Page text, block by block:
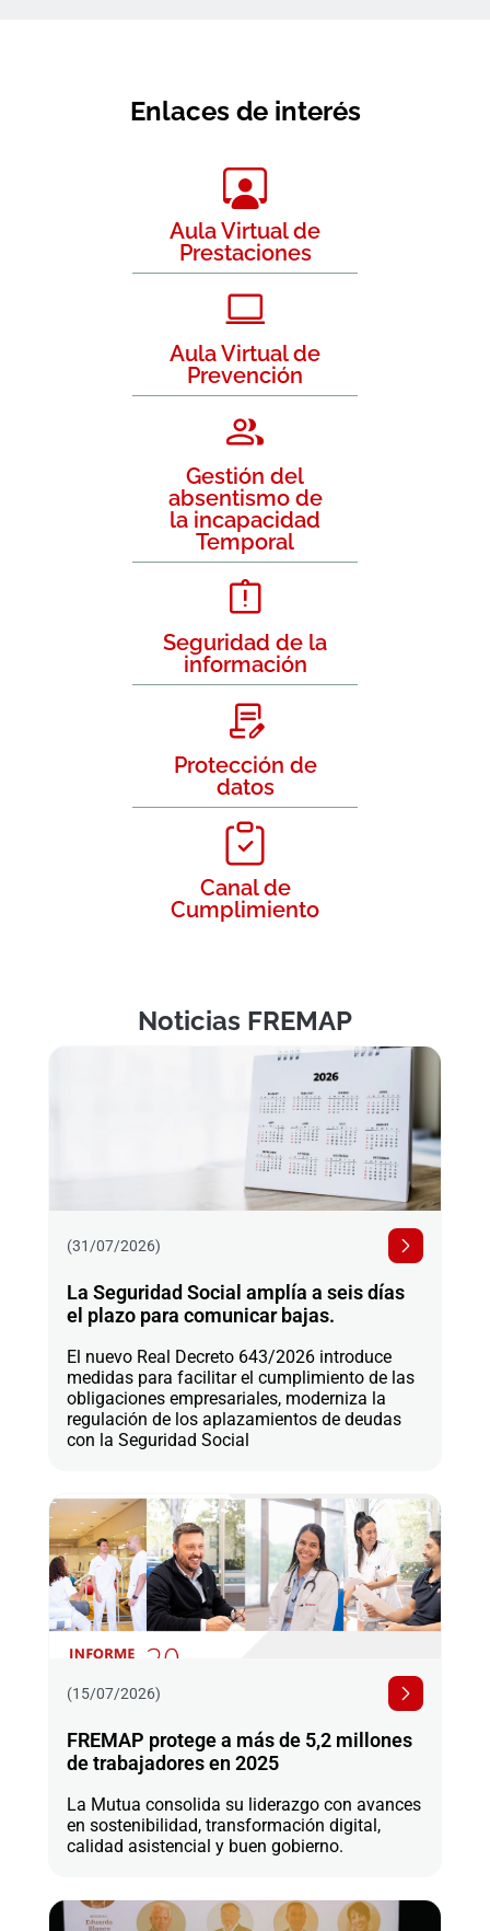
Enlaces de interés
Aula Virtual de
Prestaciones
Aula Virtual de
Prevención
Gestión del
absentismo de
la incapacidad
Temporal
Seguridad de la
información
Protección de
datos
Canal de
Cumplimiento
Noticias FREMAP
(31/07/2026)
La Seguridad Social amplía a seis días
el plazo para comunicar bajas.
El nuevo Real Decreto 643/2026 introduce
medidas para facilitar el cumplimiento de las
obligaciones empresariales, moderniza la
regulación de los aplazamientos de deudas
con la Seguridad Social
(15/07/2026)
FREMAP protege a más de 5,2 millones
de trabajadores en 2025
La Mutua consolida su liderazgo con avances
en sostenibilidad, transformación digital,
calidad asistencial y buen gobierno.